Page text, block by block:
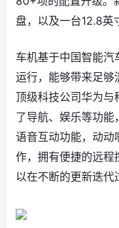
盘，以及一台12.8英
车机基于中国智能
运行，能够带来足够
顶级科技公司华为与
了导航、娱乐等功
语音互动功能，动动
作，拥有便捷的远程
以在不断的更新迭代